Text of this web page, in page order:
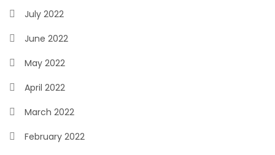
July 2022
June 2022
May 2022
April 2022
March 2022
February 2022